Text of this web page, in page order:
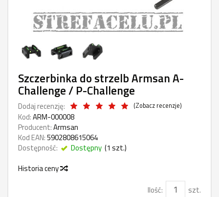
Szczerbinka do strzelb Armsan A-
Challenge / P-Challenge
Dodaj recenzję: (Zobacz recenzje)
Kod:ARM-000008
Producent:Armsan
Kod EAN:5902808615064
Dostępność:
Dostępny (1 szt.)
Historia ceny
Ilość:
szt.